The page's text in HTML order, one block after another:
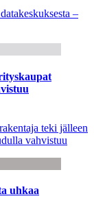
–
teki jälleen
vahvistuu
uhkaa